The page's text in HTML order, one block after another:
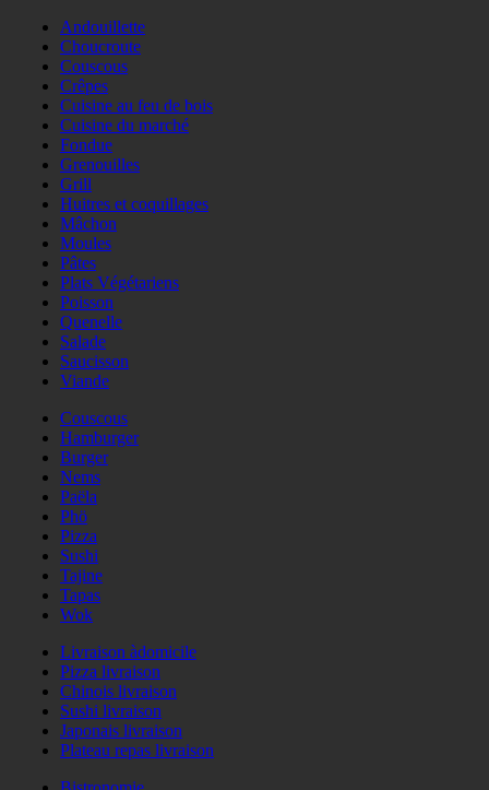
Andouillette
Choucroute
Couscous
Crêpes
Cuisine au feu de bois
Cuisine du marché
Fondue
Grenouilles
Grill
Huitres et coquillages
Mâchon
Moules
Pâtes
Plats Végétariens
Poisson
Quenelle
Salade
Saucisson
Viande
Couscous
Hamburger
Burger
Nems
Paëla
Phö
Pizza
Sushi
Tajine
Tapas
Wok
Livraison àdomicile
Pizza livraison
Chinois livraison
Sushi livraison
Japonais livraison
Plateau repas livraison